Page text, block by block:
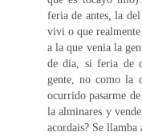
feria de antes, la
vivi o que
a la que venia la
de dia, si feria de
gente, no como la
ocurrido pasarme
la alminares y
acordais? Se